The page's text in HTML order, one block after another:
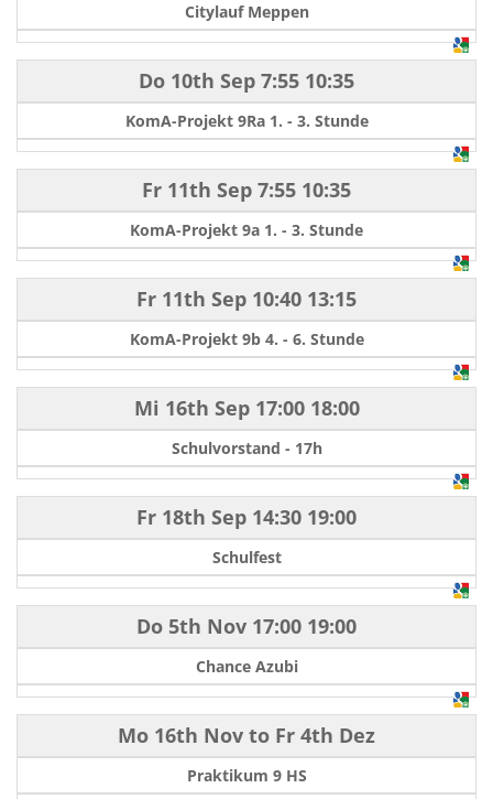
Citylauf Meppen
Do 10th Sep 7:55 10:35
KomA-Projekt 9Ra 1. - 3. Stunde
Fr 11th Sep 7:55 10:35
KomA-Projekt 9a 1. - 3. Stunde
Fr 11th Sep 10:40 13:15
KomA-Projekt 9b 4. - 6. Stunde
Mi 16th Sep17:00 18:00
Schulvorstand - 17h
Fr 18th Sep 14:30 19:00
Schulfest
Do 5th Nov 17:00 19:00
Chance Azubi
Mo 16th Nov to Fr 4th Dez
Praktikum 9 HS